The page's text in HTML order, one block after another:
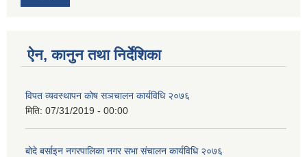
ऐन, कानुन तथा निर्देशिका
विपत व्यवस्थापन कोष सञचालन कार्यविधि २०७६
मिति: 07/31/2019 - 00:00
बोदे बर्साइन नगरपालिका नगर सभा संचालन कार्यविधि २०७६